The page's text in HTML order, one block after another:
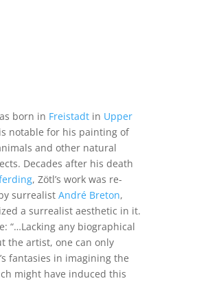
born in Freistadtin Upper
notable for his painting of
and other natural
Decades after his death
, Zötl’s work was re-
surrealist André Breton,
a surrealist aesthetic in it.
“…Lacking any biographical
the artist, one can only
fantasies in imagining the
might have induced this